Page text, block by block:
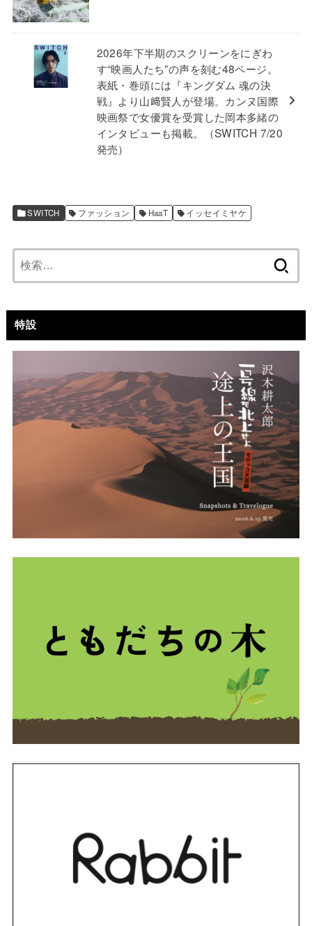
2026年下半期のスクリーンをにぎわ
す“映画人たち”の声を刻む48ページ。
表紙・巻頭には『キングダム 魂の決
戦』より山﨑賢人が登場。カンヌ国際
映画祭で女優賞を受賞した岡本多緒の
インタビューも掲載。（SWITCH 7/20
発売）
SWITCH ファッション HaaT イッセイミヤケ
特設